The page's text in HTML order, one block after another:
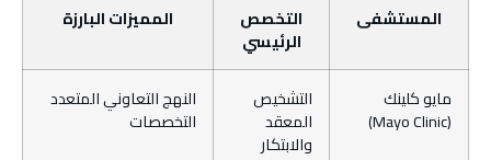
المستشفى التخصص
الرئيسي
المميزات البارزة
مايو كلينك
(Mayo Clinic)
التشخيص
المعقد
والابتكار
النهج التعاوني المتعدد
التخصصات